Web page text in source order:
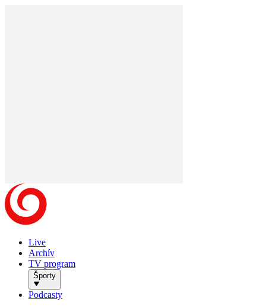
Live
Archív
TV program
Športy
Podcasty